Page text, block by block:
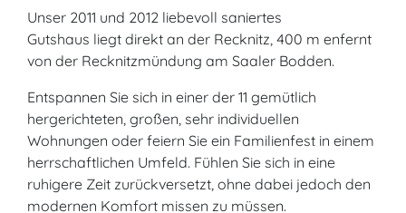
Unser 2011 und 2012 liebevoll saniertes
Gutshaus liegt direkt an der Recknitz, 400 m enfernt
von der Recknitzmündung am Saaler Bodden.
Entspannen Sie sich in einer der 11 gemütlich
hergerichteten, großen, sehr individuellen
Wohnungen oder feiern Sie ein Familienfest in einem
herrschaftlichen Umfeld. Fühlen Sie sich in eine
ruhigere Zeit zurückversetzt, ohne dabei jedoch den
modernen Komfort missen zu müssen.